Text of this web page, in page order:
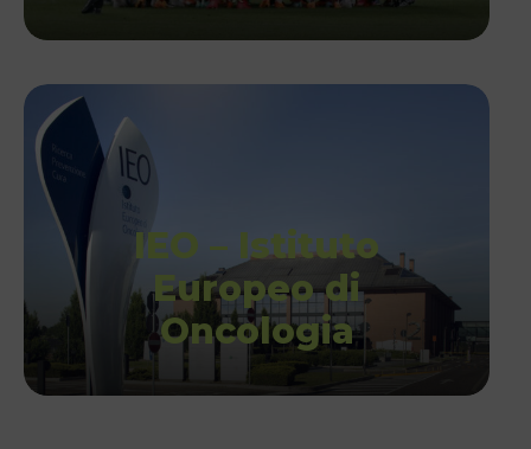
IEO – Istituto
Europeo di
Oncologia